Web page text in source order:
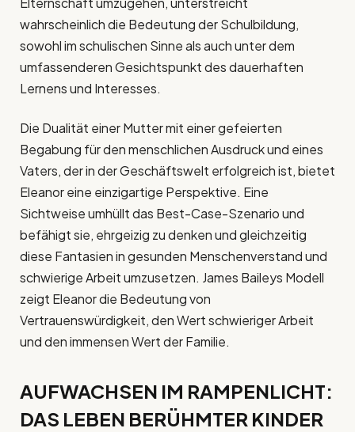
wahrscheinlich die Bedeutung der Schulbildung,
sowohl im schulischen Sinne als auch unter dem
umfassenderen Gesichtspunkt des dauerhaften
Lernens und Interesses.
Die Dualität einer Mutter mit einer gefeierten
Begabung für den menschlichen Ausdruck und eines
Vaters, der in der Geschäftswelt erfolgreich ist, bietet
Eleanor eine einzigartige Perspektive. Eine
Sichtweise umhüllt das Best-Case-Szenario und
befähigt sie, ehrgeizig zu denken und gleichzeitig
diese Fantasien in gesunden Menschenverstand und
schwierige Arbeit umzusetzen. James Baileys Modell
zeigt Eleanor die Bedeutung von
Vertrauenswürdigkeit, den Wert schwieriger Arbeit
und den immensen Wert der Familie.
AUFWACHSEN IM RAMPENLICHT:
DAS LEBEN BERÜHMTER KINDER